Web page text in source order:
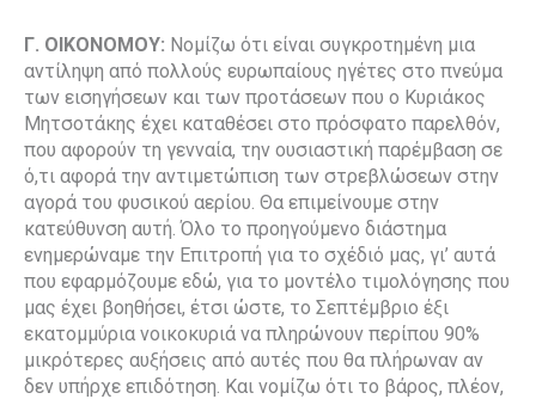
Γ. ΟΙΚΟΝΟΜΟΥ: Νομίζω ότι είναι συγκροτημένη μια
αντίληψη από πολλούς ευρωπαίους ηγέτες στο πνεύμα
των εισηγήσεων και των προτάσεων που ο Κυριάκος
Μητσοτάκης έχει καταθέσει στο πρόσφατο παρελθόν,
που αφορούν τη γενναία, την ουσιαστική παρέμβαση σε
ό,τι αφορά την αντιμετώπιση των στρεβλώσεων στην
αγορά του φυσικού αερίου. Θα επιμείνουμε στην
κατεύθυνση αυτή. Όλο το προηγούμενο διάστημα
ενημερώναμε την Επιτροπή για το σχέδιό μας, γι’ αυτά
που εφαρμόζουμε εδώ, για το μοντέλο τιμολόγησης που
μας έχει βοηθήσει, έτσι ώστε, το Σεπτέμβριο έξι
εκατομμύρια νοικοκυριά να πληρώνουν περίπου 90%
μικρότερες αυξήσεις από αυτές που θα πλήρωναν αν
δεν υπήρχε επιδότηση. Και νομίζω ότι το βάρος, πλέον,